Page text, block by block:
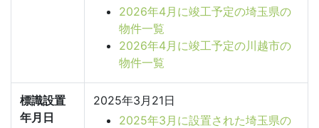
2026年4月に竣工予定の埼玉県の
物件一覧
2026年4月に竣工予定の川越市の
物件一覧
標識設置
年月日
2025年3月21日
2025年3月に設置された埼玉県の